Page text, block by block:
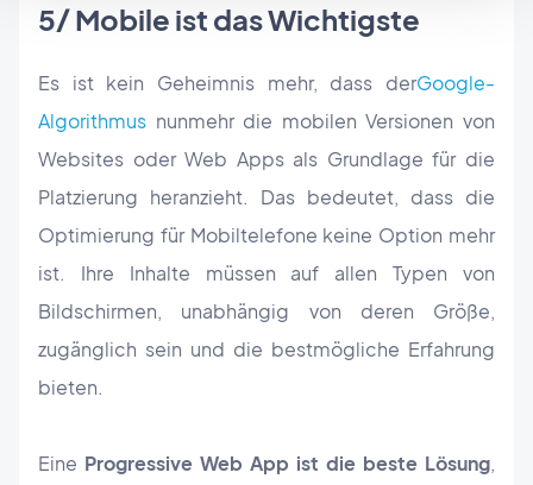
5/ Mobile ist das Wichtigste
Es ist kein Geheimnis mehr, dass derGoogle-
Algorithmus nunmehr die mobilen Versionen von
Websites oder Web Apps als Grundlage für die
Platzierung heranzieht. Das bedeutet, dass die
Optimierung für Mobiltelefone keine Option mehr
ist. Ihre Inhalte müssen auf allen Typen von
Bildschirmen, unabhängig von deren Größe,
zugänglich sein und die bestmögliche Erfahrung
bieten.
Eine Progressive Web App ist die beste Lösung,